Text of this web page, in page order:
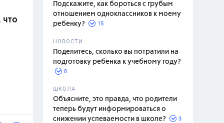
Подскажите, как бороться с грубым
отношением одноклассников к моему
ребенку?
15
НОВОСТИ
Поделитесь, сколько вы потратили на
подготовку ребенка к учебному году?
8
ШКОЛА
Объясните, это правда, что родители
теперь будут информироваться о
снижении успеваемости в школе?
3
что